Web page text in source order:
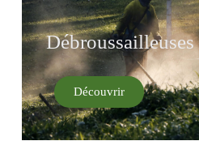
Découvrir